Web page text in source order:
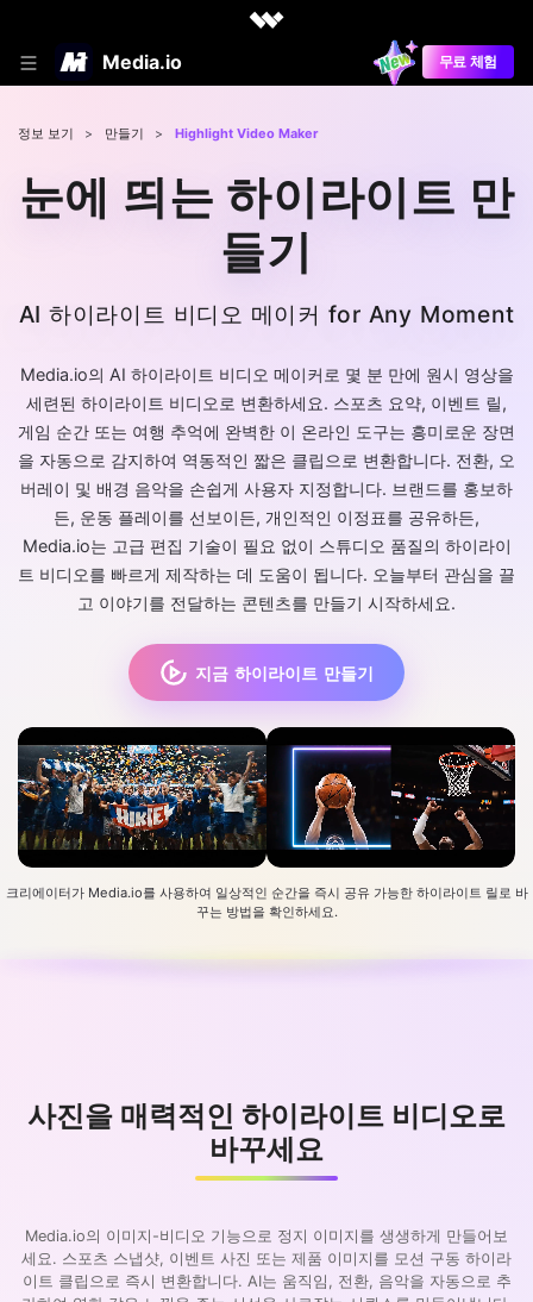
Media.io 무료 체험
정보 보기 > 만들기 > Highlight Video Maker
눈에 띄는 하이라이트 만
들기
AI 하이라이트 비디오 메이커 for Any Moment
Media.io의 AI 하이라이트 비디오 메이커로 몇 분 만에 원시 영상을
세련된 하이라이트 비디오로 변환하세요. 스포츠 요약, 이벤트 릴,
게임 순간 또는 여행 추억에 완벽한 이 온라인 도구는 흥미로운 장면
을 자동으로 감지하여 역동적인 짧은 클립으로 변환합니다. 전환, 오
버레이 및 배경 음악을 손쉽게 사용자 지정합니다. 브랜드를 홍보하
든, 운동 플레이를 선보이든, 개인적인 이정표를 공유하든,
Media.io는 고급 편집 기술이 필요 없이 스튜디오 품질의 하이라이
트 비디오를 빠르게 제작하는 데 도움이 됩니다. 오늘부터 관심을 끌
고 이야기를 전달하는 콘텐츠를 만들기 시작하세요.
지금 하이라이트 만들기
크리에이터가 Media.io를 사용하여 일상적인 순간을 즉시 공유 가능한 하이라이트 릴로 바
꾸는 방법을 확인하세요.
사진을 매력적인 하이라이트 비디오로
바꾸세요
Media.io의 이미지-비디오 기능으로 정지 이미지를 생생하게 만들어보
세요. 스포츠 스냅샷, 이벤트 사진 또는 제품 이미지를 모션 구동 하이라
이트 클립으로 즉시 변환합니다. AI는 움직임, 전환, 음악을 자동으로 추